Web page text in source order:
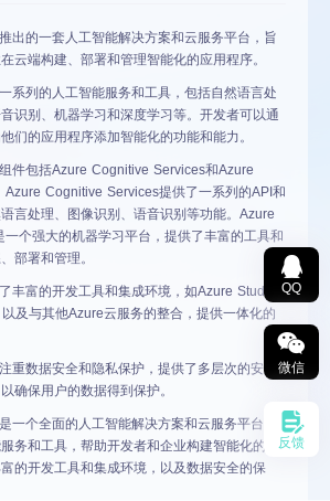
出的一套人工智能解决方案和云服务平台，旨
云端构建、部署和管理智能化的应用程序。
系列的人工智能服务和工具，包括自然语言处
识别、机器学习和深度学习等。开发者可以通
们的应用程序添加智能化的功能和能力。
件包括Azure Cognitive Services和Azure
Cognitive Services提供了一系列的API和
言处理、图像识别、语音识别等功能。Azure
个强大的机器学习平台，提供了丰富的工具和
部署和管理。
丰富的开发工具和集成环境，如Azure Studio
及与其他Azure云服务的整合，提供一体化的
重数据安全和隐私保护，提供了多层次的安全
确保用户的数据得到保护。
一个全面的人工智能解决方案和云服务平台，
务和工具，帮助开发者和企业构建智能化的应
的开发工具和集成环境，以及数据安全的保
QQ
微信
反馈